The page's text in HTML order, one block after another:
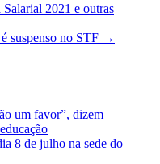
2021 e outras
suspenso no STF →
um favor”, dizem
8 de julho na sede do